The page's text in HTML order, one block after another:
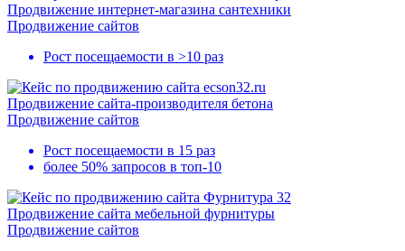
Продвижение интернет-магазина сантехники
Продвижение сайтов
Рост посещаемости в >10 раз
Продвижение сайта-производителя бетона
Продвижение сайтов
Рост посещаемости в 15 раз
более 50% запросов в топ-10
Продвижение сайта мебельной фурнитуры
Продвижение сайтов